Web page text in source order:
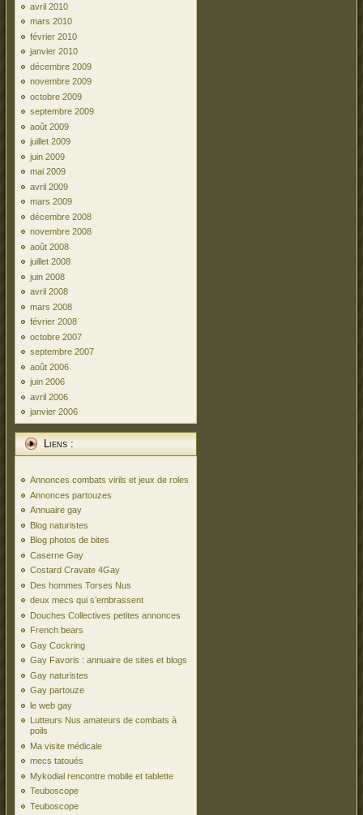
avril 2010
mars 2010
février 2010
janvier 2010
décembre 2009
novembre 2009
octobre 2009
septembre 2009
août 2009
juillet 2009
juin 2009
mai 2009
avril 2009
mars 2009
décembre 2008
novembre 2008
août 2008
juillet 2008
juin 2008
avril 2008
mars 2008
février 2008
octobre 2007
septembre 2007
août 2006
juin 2006
avril 2006
janvier 2006
Liens :
Annonces combats virils et jeux de roles
Annonces partouzes
Annuaire gay
Blog naturistes
Blog photos de bites
Caserne Gay
Costard Cravate 4Gay
Des hommes Torses Nus
deux mecs qui s’embrassent
Douches Collectives petites annonces
French bears
Gay Cockring
Gay Favoris : annuaire de sites et blogs
Gay naturistes
Gay partouze
le web gay
Lutteurs Nus amateurs de combats à
poils
Ma visite médicale
mecs tatoués
Mykodial rencontre mobile et tablette
Teuboscope
Teuboscope